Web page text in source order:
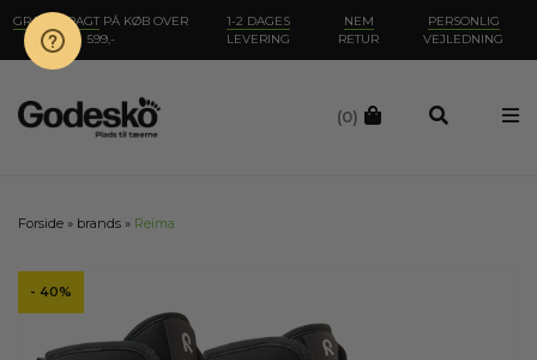
GRATIS FRAGT PÅ KØB OVER
599,-
1-2 DAGES
LEVERING
NEM
RETUR
PERSONLIG
VEJLEDNING
(0)
Forside » brands » Reima
- 40%